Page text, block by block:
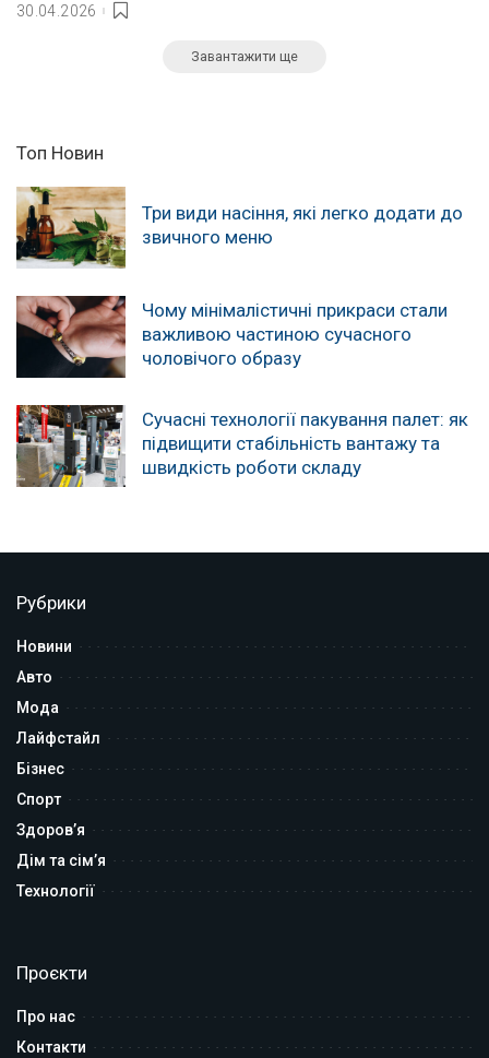
30.04.2026
Завантажити ще
Топ Новин
Три види насіння, які легко додати до
звичного меню
Чому мінімалістичні прикраси стали
важливою частиною сучасного
чоловічого образу
Сучасні технології пакування палет: як
підвищити стабільність вантажу та
швидкість роботи складу
Рубрики
Новини
Авто
Мода
Лайфстайл
Бізнес
Спорт
Здоров’я
Дім та сім’я
Технології
Проєкти
Про нас
Контакти